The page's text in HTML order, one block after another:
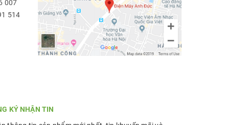
007
514
KÝ NHẬN TIN